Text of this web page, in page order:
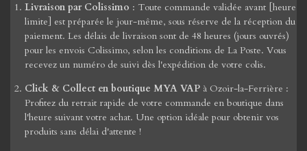
Livraison par Colissimo : Toute commande validée avant [heure
limite] est préparée le jour-même, sous réserve de la réception du
paiement. Les délais de livraison sont de 48 heures (jours ouvrés)
pour les envois Colissimo, selon les conditions de La Poste. Vous
recevez un numéro de suivi dès l'expédition de votre colis.
Click & Collect en boutique MYA VAP à Ozoir-la-Ferrière :
Profitez du retrait rapide de votre commande en boutique dans
l'heure suivant votre achat. Une option idéale pour obtenir vos
produits sans délai d'attente !